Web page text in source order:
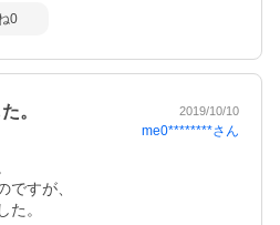
0
。 2019/10/10
me0********さん
ですが、
。